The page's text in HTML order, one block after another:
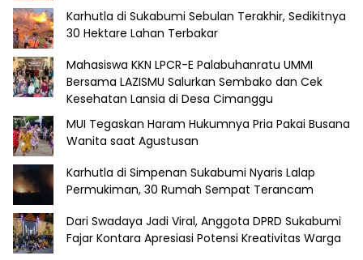
Karhutla di Sukabumi Sebulan Terakhir, Sedikitnya
30 Hektare Lahan Terbakar
Mahasiswa KKN LPCR-E Palabuhanratu UMMI
Bersama LAZISMU Salurkan Sembako dan Cek
Kesehatan Lansia di Desa Cimanggu
MUI Tegaskan Haram Hukumnya Pria Pakai Busana
Wanita saat Agustusan
Karhutla di Simpenan Sukabumi Nyaris Lalap
Permukiman, 30 Rumah Sempat Terancam
Dari Swadaya Jadi Viral, Anggota DPRD Sukabumi
Fajar Kontara Apresiasi Potensi Kreativitas Warga